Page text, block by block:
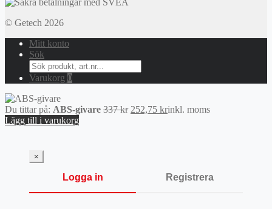
© Getech 2026
Mitt konto
Sök
Search
for:
Varukorg 0
Du tittar på: ABS-givare 337kr Det
252,75 krDet
inkl. moms
Lägg till i varukorg
×
Logga in Registrera